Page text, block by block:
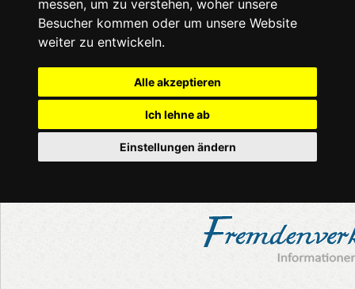
messen, um zu verstehen, woher unsere
Besucher kommen oder um unsere Website
weiter zu entwickeln.
Alle akzeptieren
Ich lehne ab
Einstellungen ändern